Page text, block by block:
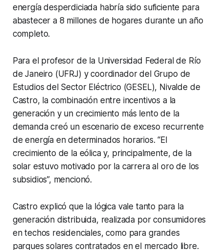
energía desperdiciada habría sido suficiente para
abastecer a 8 millones de hogares durante un año
completo.
Para el profesor de la Universidad Federal de Río
de Janeiro (UFRJ) y coordinador del Grupo de
Estudios del Sector Eléctrico (GESEL), Nivalde de
Castro, la combinación entre incentivos a la
generación y un crecimiento más lento de la
demanda creó un escenario de exceso recurrente
de energía en determinados horarios. “El
crecimiento de la eólica y, principalmente, de la
solar estuvo motivado por la carrera al oro de los
subsidios”, mencionó.
Castro explicó que la lógica vale tanto para la
generación distribuida, realizada por consumidores
en techos residenciales, como para grandes
parques solares contratados en el mercado libre.